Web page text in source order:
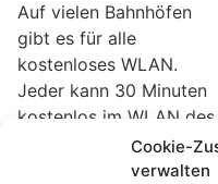
Auf vielen Bahnhöfen
gibt es für alle
kostenloses WLAN.
Jeder kann 30 Minuten
kostenlos im WLAN des
Bahnhofs surfen. Das
reicht meist vollkommen
Cookie-
verwalten